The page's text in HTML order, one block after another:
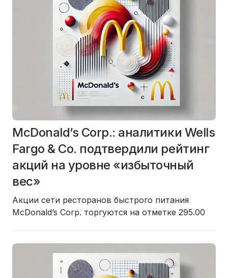
McDonald’s Corp.: аналитики Wells
Fargo & Co. подтвердили рейтинг
акций на уровне «избыточный
вес»
Акции сети ресторанов быстрого питания
McDonald’s Corp. торгуются на отметке 295.00